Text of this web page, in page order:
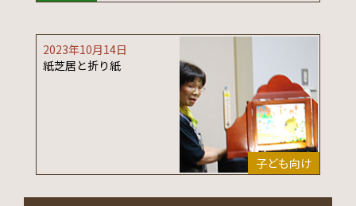
子ども向け
2023年10月14日
紙芝居と折り紙